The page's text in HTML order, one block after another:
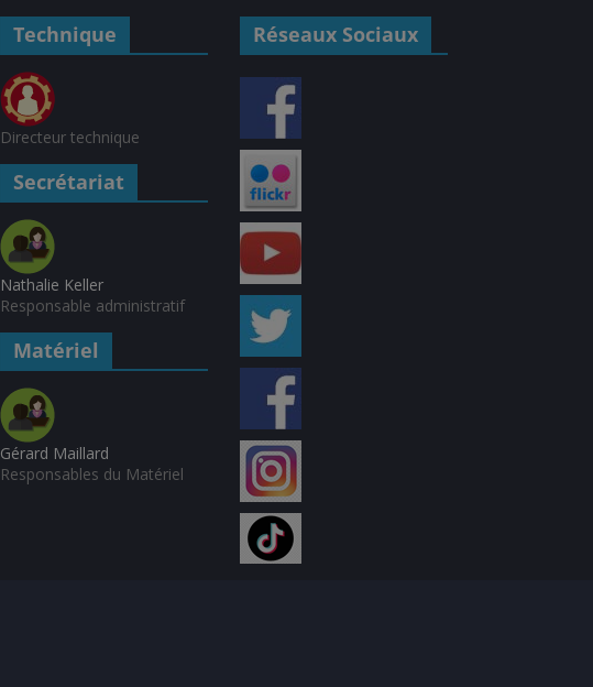
Technique
Directeur technique
Secrétariat
Nathalie Keller
Responsable administratif
Matériel
Gérard Maillard
Responsables du Matériel
Réseaux Sociaux